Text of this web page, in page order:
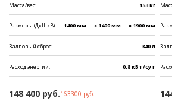
Масса/вес: 153 кг
Размеры (ДхШхВ): 1400 мм x 1400 мм x 1900 мм
Залповый сброс: 340 л
Расход энергии: 0.8 кВт/сут
148 400 руб.163300 руб.